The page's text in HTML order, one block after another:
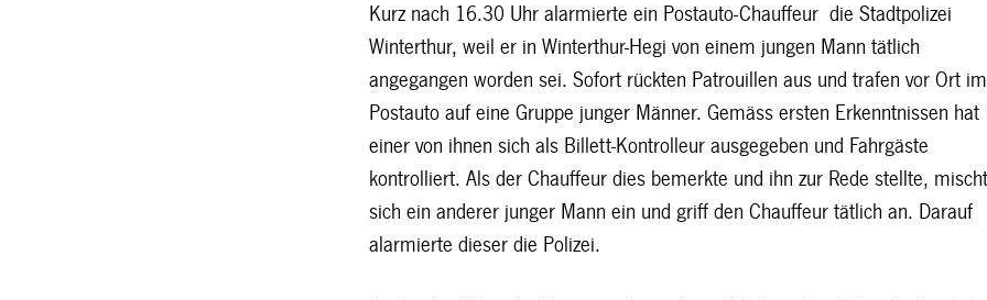
Kurz nach 16.30 Uhr alarmierte ein Postauto-Chauffeur die Stadtpolizei
Winterthur, weil er in Winterthur-Hegi von einem jungen Mann tätlich
angegangen worden sei. Sofort rückten Patrouillen aus und trafen vor Ort im
Postauto auf eine Gruppe junger Männer. Gemäss ersten Erkenntnissen hat
einer von ihnen sich als Billett-Kontrolleur ausgegeben und Fahrgäste
kontrolliert. Als der Chauffeur dies bemerkte und ihn zur Rede stellte,
sich ein anderer junger Mann ein und griff den Chauffeur tätlich an. Darauf
alarmierte dieser die Polizei.